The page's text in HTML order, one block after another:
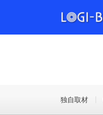
独自取材